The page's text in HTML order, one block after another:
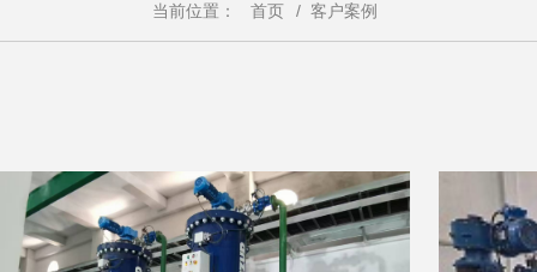
当前位置： 首页 / 客户案例